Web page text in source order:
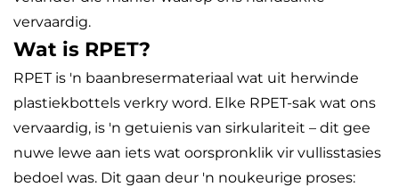
vervaardig.
Wat is RPET?
RPET is 'n baanbresermateriaal wat uit herwinde
plastiekbottels verkry word. Elke RPET-sak wat ons
vervaardig, is 'n getuienis van sirkulariteit – dit gee
nuwe lewe aan iets wat oorspronklik vir vullisstasies
bedoel was. Dit gaan deur 'n noukeurige proses: